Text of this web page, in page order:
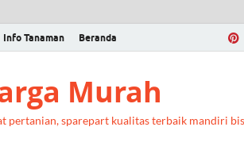
Info Tanaman Beranda
Murah
pertanian, sparepart kualitas terbaik mandiri